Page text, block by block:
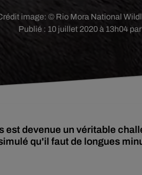
Publié : 10 juillet 2020 à 13h04
image: © Rio Mora National
est devenue un véritable
qu'il faut de longues